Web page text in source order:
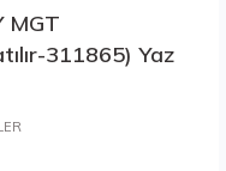
MGT
311865) Yaz